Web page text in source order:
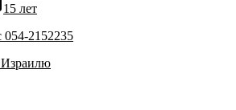
15 лет
054-2152235